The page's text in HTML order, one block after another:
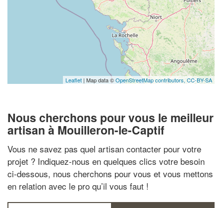
Leaflet | Map data ©OpenStreetMap contributors, CC-BY-SA
Nous cherchons pour vous le meilleur
artisan à Mouilleron-le-Captif
Vous ne savez pas quel artisan contacter pour votre
projet ? Indiquez-nous en quelques clics votre besoin
ci-dessous, nous cherchons pour vous et vous mettons
en relation avec le pro qu’il vous faut !